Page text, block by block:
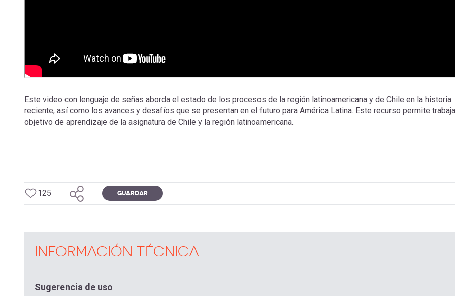
Este video con lenguaje de señas aborda el estado de los procesos de la región latinoamericana y de Chile en la historia
reciente, así como los avances y desafíos que se presentan en el futuro para América Latina. Este recurso permite
objetivo de aprendizaje de la asignatura de Chile y la región latinoamericana.
125 GUARDAR
INFORMACIÓN TÉCNICA
Sugerencia de uso